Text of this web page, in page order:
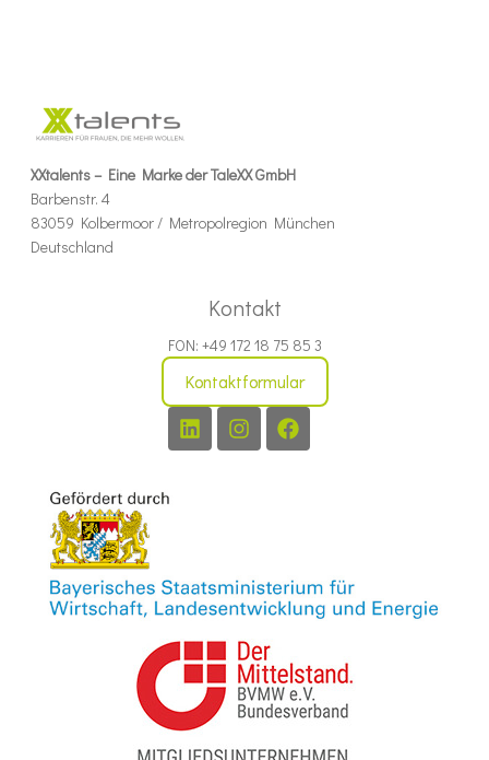
XXtalents – Eine Marke der TaleXX GmbH
Barbenstr. 4
83059 Kolbermoor / Metropolregion München
Deutschland
Kontakt
FON: +49 172 18 75 85 3
Kontaktformular